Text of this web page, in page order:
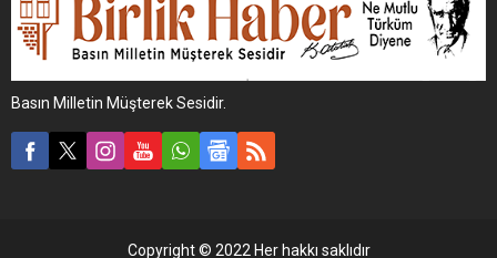
Basın Milletin Müşterek Sesidir.
Copyright © 2022 Her hakkı saklıdır